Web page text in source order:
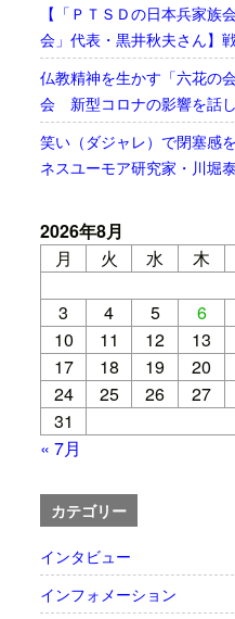
【「ＰＴＳＤの日本兵家族
会」代表・黒井秋夫さん】
仏教精神を生かす「六花の
会 新型コロナの影響を話
笑い（ダジャレ）で閉塞感
ネスユーモア研究家・川堀
2026年8月
月
火 水 木
3
4 5 6
10
11 12 13
17
18 19 20
24
25 26 27
31
« 7月
カテゴリー
インタビュー
インフォメーション